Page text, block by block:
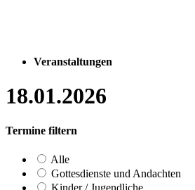
Veranstaltungen
18.01.2026
Termine filtern
Alle
Gottesdienste und Andachten